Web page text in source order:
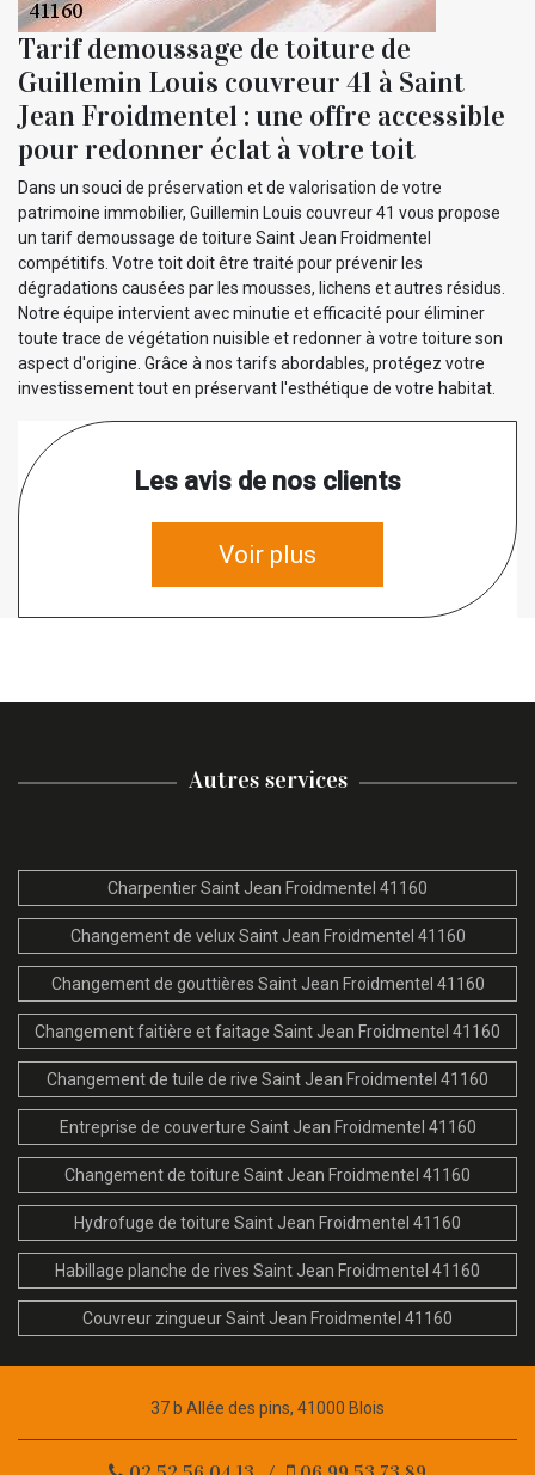
Tarif demoussage de toiture de
Guillemin Louis couvreur 41 à Saint
Jean Froidmentel : une offre accessible
pour redonner éclat à votre toit
Dans un souci de préservation et de valorisation de votre
patrimoine immobilier, Guillemin Louis couvreur 41 vous propose
un tarif demoussage de toiture Saint Jean Froidmentel
compétitifs. Votre toit doit être traité pour prévenir les
dégradations causées par les mousses, lichens et autres résidus.
Notre équipe intervient avec minutie et efficacité pour éliminer
toute trace de végétation nuisible et redonner à votre toiture son
aspect d'origine. Grâce à nos tarifs abordables, protégez votre
investissement tout en préservant l'esthétique de votre habitat.
Les avis de nos clients
Voir plus
Autres services
Charpentier Saint Jean Froidmentel 41160
Changement de velux Saint Jean Froidmentel 41160
Changement de gouttières Saint Jean Froidmentel 41160
Changement faitière et faitage Saint Jean Froidmentel 41160
Changement de tuile de rive Saint Jean Froidmentel 41160
Entreprise de couverture Saint Jean Froidmentel 41160
Changement de toiture Saint Jean Froidmentel 41160
Hydrofuge de toiture Saint Jean Froidmentel 41160
Habillage planche de rives Saint Jean Froidmentel 41160
Couvreur zingueur Saint Jean Froidmentel 41160
37 b Allée des pins, 41000 Blois